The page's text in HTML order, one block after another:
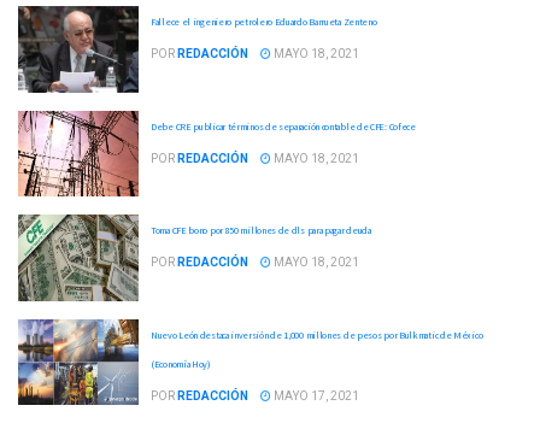
Fallece el ingeniero petrolero Eduardo Barrueta Zenteno
POR REDACCIÓN MAYO 18, 2021
Debe CRE publicar términos de separación contable de CFE: Cofece
POR REDACCIÓN MAYO 18, 2021
Toma CFE bono por 850 millones de dls para pagar deuda
POR REDACCIÓN MAYO 18, 2021
Nuevo León destaca inversión de 1,000 millones de pesos por Bulkmatic de México
(Economía Hoy)
POR REDACCIÓN MAYO 17, 2021